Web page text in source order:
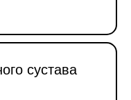
сустава